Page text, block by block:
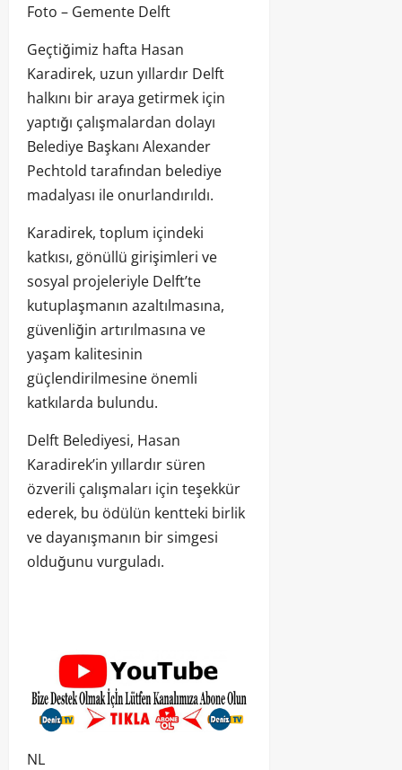
Foto – Gemente Delft
Geçtiğimiz hafta Hasan
Karadirek, uzun yıllardır Delft
halkını bir araya getirmek için
yaptığı çalışmalardan dolayı
Belediye Başkanı Alexander
Pechtold tarafından belediye
madalyası ile onurlandırıldı.
Karadirek, toplum içindeki
katkısı, gönüllü girişimleri ve
sosyal projeleriyle Delft’te
kutuplaşmanın azaltılmasına,
güvenliğin artırılmasına ve
yaşam kalitesinin
güçlendirilmesine önemli
katkılarda bulundu.
Delft Belediyesi, Hasan
Karadirek’in yıllardır süren
özverili çalışmaları için teşekkür
ederek, bu ödülün kentteki birlik
ve dayanışmanın bir simgesi
olduğunu vurguladı.
NL